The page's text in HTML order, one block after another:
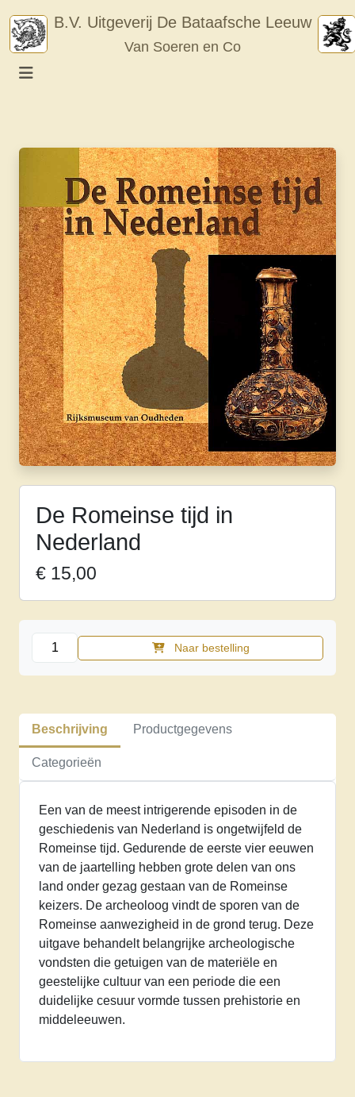
content
B.V. Uitgeverij De Bataafsche Leeuw
Van Soeren en Co
De Romeinse tijd in
Nederland
€ 15,00
Romeinse
tijd
Nederland
aantal
Naar bestelling
Beschrijving Productgegevens
Categorieën
Een van de meest intrigerende episoden in de
geschiedenis van Nederland is ongetwijfeld de
Romeinse tijd. Gedurende de eerste vier eeuwen
van de jaartelling hebben grote delen van ons
land onder gezag gestaan van de Romeinse
keizers. De archeoloog vindt de sporen van de
Romeinse aanwezigheid in de grond terug. Deze
uitgave behandelt belangrijke archeologische
vondsten die getuigen van de materiële en
geestelijke cultuur van een periode die een
duidelijke cesuur vormde tussen prehistorie en
middeleeuwen.